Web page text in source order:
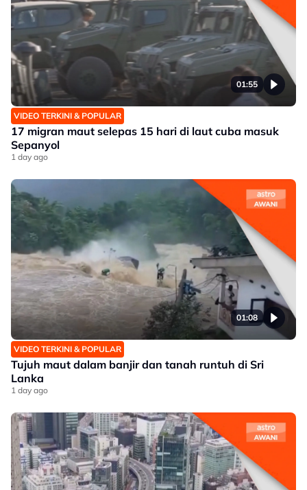
01:55
VIDEO TERKINI & POPULAR
17 migran maut selepas 15 hari di laut cuba masuk
Sepanyol
1 day ago
01:08
VIDEO TERKINI & POPULAR
Tujuh maut dalam banjir dan tanah runtuh di Sri
Lanka
1 day ago